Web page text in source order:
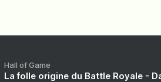
Hall of Game
La folle origine du Battle Royale -